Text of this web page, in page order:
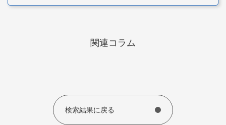
関連コラム
検索結果に戻る